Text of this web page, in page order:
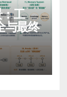
工
与最终